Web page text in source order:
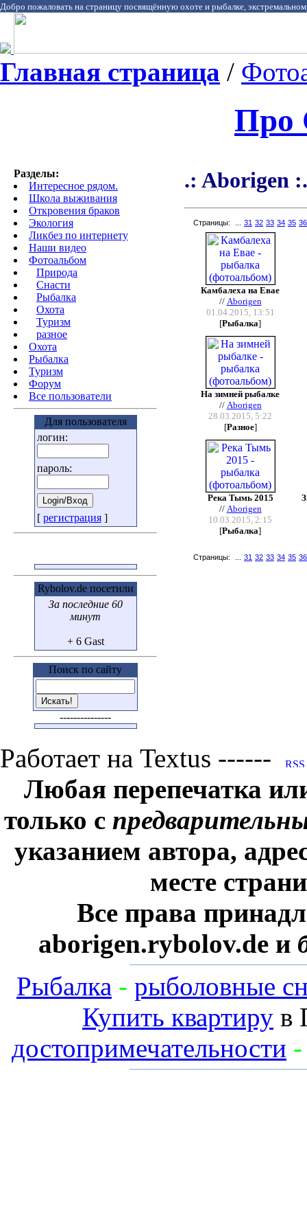
Добро пожаловать на страницу посвящённую охоте и рыбалке,
Главная страница /
Про
Разделы:
Интересное рядом.
Школа выживания
Откровения браков
Экология
Ликбез по интернету
Наши видео
Фотоальбом
Природа
Cнасти
Рыбалка
Охота
Туризм
разное
Охота
Pыбалка
Туризм
Форум
Все пользователи
Для пользователя
логин:
пароль:
[ регистрация]
Rybolov.de посетили
За последние 60
минут
+ 6 Gast
Поиск по сайту
---------------
.: Aborigen :.
Страницы: 31 32 33 34 35 36
Камбалеха на Евае
// Aborigen
01.04.2015, 13:51
[Рыбалка]
На зимней рыбалке
// Aborigen
28.03.2015, 5:22
[Разное]
Река Тымь 2015
// Aborigen
10.03.2015, 2:15
[Рыбалка]
Страницы: 31 32 33 34 35 36
Работает на Textus ------
Любая перепечатка
только с
указанием автора,
месте
Все права
aborigen.rybolov.de и
Рыбалка - рыболовные
Купить квартиру в
достопримечательности